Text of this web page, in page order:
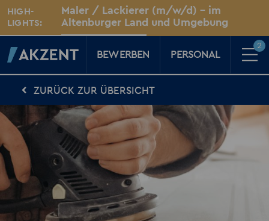
HIGH-
LIGHTS:
Maler / Lackierer (m/w/d) - im
Altenburger Land und Umgebung
Altenburg, Thüringen
Für Kandidaten
Karriere-Kompass
News, Tipps & Tricks rund um deinen Traumjob
Für Unternehmen
Kompass für Personaler
News rund um den Arbeitsplatz
Über AKZENT
Für Sie vor Ort
AKZENT-Shop
Für unsere größten Fans
Merkzettel 2
BEWERBEN PERSONAL
2
ZURÜCK ZUR ÜBERSICHT